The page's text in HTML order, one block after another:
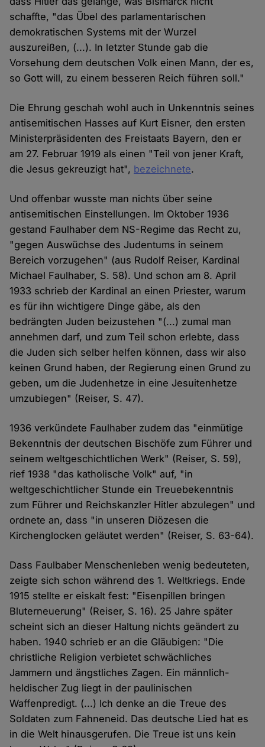
schaffte, "das Übel des parlamentarischen
demokratischen Systems mit der Wurzel
auszureißen, (...). In letzter Stunde gab die
Vorsehung dem deutschen Volk einen Mann, der es,
so Gott will, zu einem besseren Reich führen soll."
Die Ehrung geschah wohl auch in Unkenntnis seines
antisemitischen Hasses auf Kurt Eisner, den ersten
Ministerpräsidenten des Freistaats Bayern, den er
am 27. Februar 1919 als einen "Teil von jener Kraft,
die Jesus gekreuzigt hat", bezeichnete.
Und offenbar wusste man nichts über seine
antisemitischen Einstellungen. Im Oktober 1936
gestand Faulhaber dem NS-Regime das Recht zu,
"gegen Auswüchse des Judentums in seinem
Bereich vorzugehen" (aus Rudolf Reiser, Kardinal
Michael Faulhaber, S. 58). Und schon am 8. April
1933 schrieb der Kardinal an einen Priester, warum
es für ihn wichtigere Dinge gäbe, als den
bedrängten Juden beizustehen "(...) zumal man
annehmen darf, und zum Teil schon erlebte, dass
die Juden sich selber helfen können, dass wir also
keinen Grund haben, der Regierung einen Grund zu
geben, um die Judenhetze in eine Jesuitenhetze
umzubiegen" (Reiser, S. 47).
1936 verkündete Faulhaber zudem das "einmütige
Bekenntnis der deutschen Bischöfe zum Führer und
seinem weltgeschichtlichen Werk" (Reiser, S. 59),
rief 1938 "das katholische Volk" auf, "in
weltgeschichtlicher Stunde ein Treuebekenntnis
zum Führer und Reichskanzler Hitler abzulegen" und
ordnete an, dass "in unseren Diözesen die
Kirchenglocken geläutet werden" (Reiser, S. 63-64).
Dass Faulbaber Menschenleben wenig bedeuteten,
zeigte sich schon während des 1. Weltkriegs. Ende
1915 stellte er eiskalt fest: "Eisenpillen bringen
Bluterneuerung" (Reiser, S. 16). 25 Jahre später
scheint sich an dieser Haltung nichts geändert zu
haben. 1940 schrieb er an die Gläubigen: "Die
christliche Religion verbietet schwächliches
Jammern und ängstliches Zagen. Ein männlich-
heldischer Zug liegt in der paulinischen
Waffenpredigt. (...) Ich denke an die Treue des
Soldaten zum Fahneneid. Das deutsche Lied hat es
in die Welt hinausgerufen. Die Treue ist uns kein